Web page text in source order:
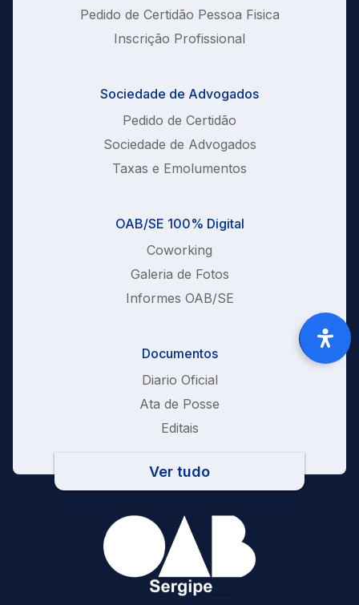
Pedido de Certidão Pessoa Fisica
Inscrição Profissional
Sociedade de Advogados
Pedido de Certidão
Sociedade de Advogados
Taxas e Emolumentos
OAB/SE 100% Digital
Coworking
Galeria de Fotos
Informes OAB/SE
Documentos
Diario Oficial
Ata de Posse
Editais
Ver tudo